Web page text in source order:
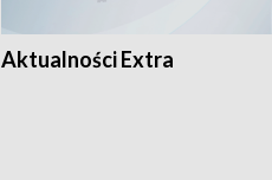
Aktualności Extra